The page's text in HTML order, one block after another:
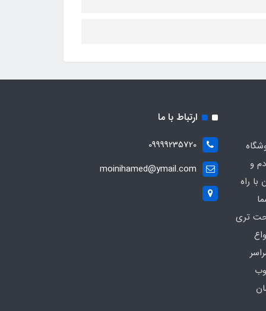
و
راه
تری
ارتباط با ما
09999235720
moinihamed@ymail.com